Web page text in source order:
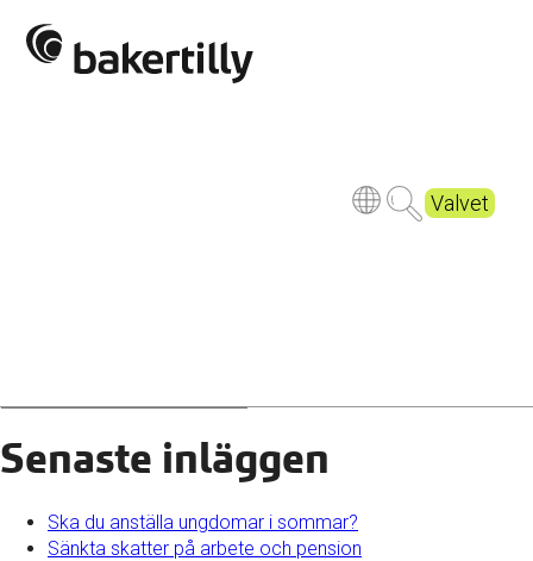
Valvet
Coding web game at home
Senaste inläggen
Ska du anställa ungdomar i sommar?
Sänkta skatter på arbete och pension